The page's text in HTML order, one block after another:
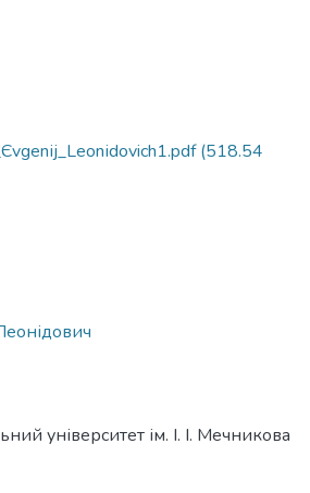
(518.54
університет ім. І. І. Мечникова